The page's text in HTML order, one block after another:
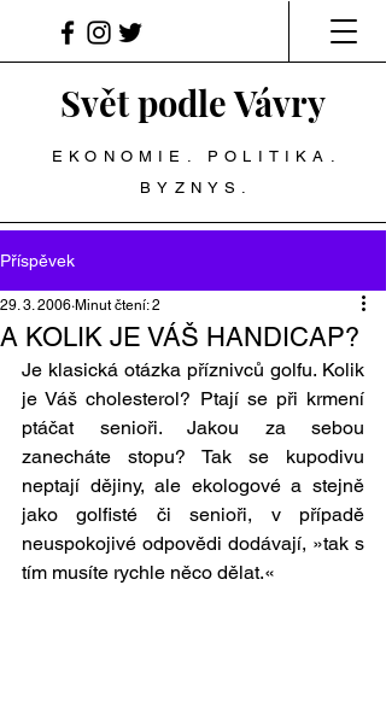
Svět podle Vávry
EKONOMIE. POLITIKA.
BYZNYS.
Příspěvek
A KOLIK JE VÁŠ HANDICAP?
29. 3. 2006 Minut čtení: 2
Je klasická otázka příznivců golfu. Kolik
je Váš cholesterol? Ptají se při krmení
ptáčat senioři. Jakou za sebou
zanecháte stopu? Tak se kupodivu
neptají dějiny, ale ekologové a stejně
jako golfisté či senioři, v případě
neuspokojivé odpovědi dodávají, »tak s
tím musíte rychle něco dělat.«